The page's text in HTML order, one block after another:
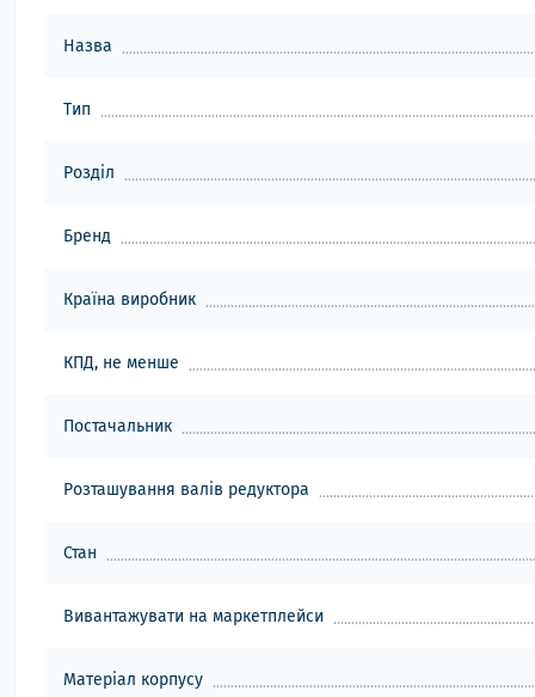
Назва
Тип
Розділ
Бренд
Країна виробник
КПД, не менше
Постачальник
Розташування валів редуктора
Стан
Вивантажувати на маркетплейси
Матеріал корпусу